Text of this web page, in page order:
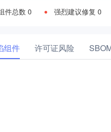
件总数 0 强烈建议修复 0
组件 许可证风险